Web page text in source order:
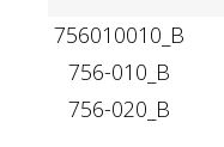
756010010_B
756-010_B
756-020_B